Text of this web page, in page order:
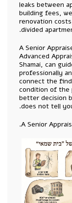
leaks between
building fees,
renovation
divided
A Senior
Advanced
Shamai, can
professionally
connect the
condition of the
better decision
does not tell
A Senior